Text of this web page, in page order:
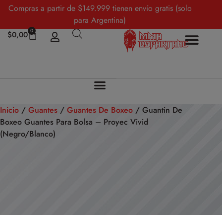
Compras a partir de $149.999 tienen envío gratis (solo
para Argentina)
$0,00 0
Inicio / Guantes / Guantes De Boxeo / Guantin De
Boxeo Guantes Para Bolsa – Proyec Vivid
(Negro/Blanco)